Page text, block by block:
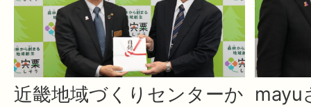
近畿地域づくりセンターか mayu